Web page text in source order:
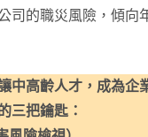
司的職災風險，傾向
中高齡人才，成為企
三把鑰匙：